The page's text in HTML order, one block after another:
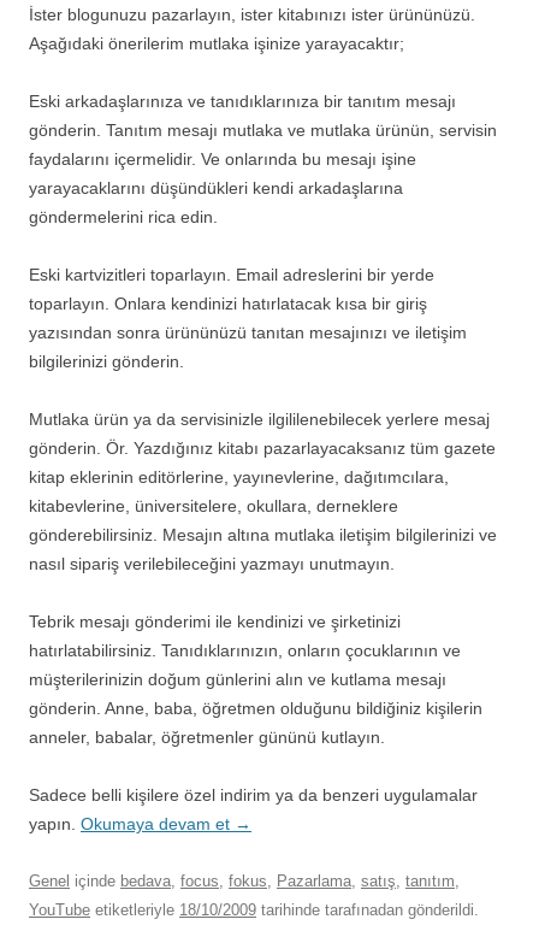
İster blogunuzu pazarlayın, ister kitabınızı ister ürününüzü.
Aşağıdaki önerilerim mutlaka işinize yarayacaktır;
Eski arkadaşlarınıza ve tanıdıklarınıza bir tanıtım mesajı
gönderin. Tanıtım mesajı mutlaka ve mutlaka ürünün, servisin
faydalarını içermelidir. Ve onlarında bu mesajı işine
yarayacaklarını düşündükleri kendi arkadaşlarına
göndermelerini rica edin.
Eski kartvizitleri toparlayın. Email adreslerini bir yerde
toparlayın. Onlara kendinizi hatırlatacak kısa bir giriş
yazısından sonra ürününüzü tanıtan mesajınızı ve iletişim
bilgilerinizi gönderin.
Mutlaka ürün ya da servisinizle ilgililenebilecek yerlere mesaj
gönderin. Ör. Yazdığınız kitabı pazarlayacaksanız tüm gazete
kitap eklerinin editörlerine, yayınevlerine, dağıtımcılara,
kitabevlerine, üniversitelere, okullara, derneklere
gönderebilirsiniz. Mesajın altına mutlaka iletişim bilgilerinizi ve
nasıl sipariş verilebileceğini yazmayı unutmayın.
Tebrik mesajı gönderimi ile kendinizi ve şirketinizi
hatırlatabilirsiniz. Tanıdıklarınızın, onların çocuklarının ve
müşterilerinizin doğum günlerini alın ve kutlama mesajı
gönderin. Anne, baba, öğretmen olduğunu bildiğiniz kişilerin
anneler, babalar, öğretmenler gününü kutlayın.
Sadece belli kişilere özel indirim ya da benzeri uygulamalar
yapın. Okumaya devam et →
Genel içinde bedava, focus, fokus, Pazarlama, satış, tanıtım,
YouTube etiketleriyle 18/10/2009 tarihinde tarafınadan gönderildi.